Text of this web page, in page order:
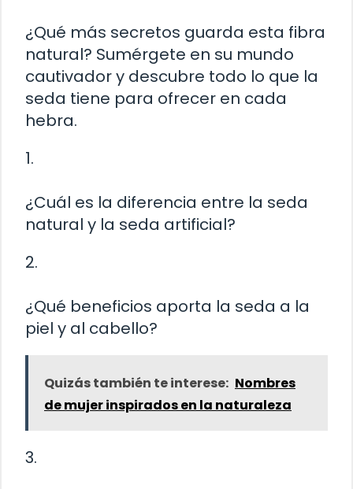
¿Qué más secretos guarda esta fibra
natural? Sumérgete en su mundo
cautivador y descubre todo lo que la
seda tiene para ofrecer en cada
hebra.
1.
¿Cuál es la diferencia entre la seda
natural y la seda artificial?
2.
¿Qué beneficios aporta la seda a la
piel y al cabello?
Quizás también te interese: Nombres
de mujer inspirados en la naturaleza
3.